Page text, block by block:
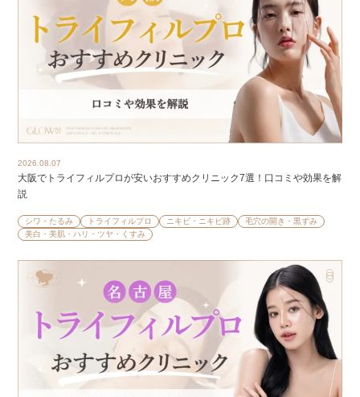
2026.08.07
大阪でトライフィルプロが安いおすすめクリニック7選！口コミや効果を解
説
シワ・たるみ トライフィルプロ ニキビ・ニキビ跡
毛穴の開き・黒ずみ
美白・美肌・ハリ・ツヤ・くすみ